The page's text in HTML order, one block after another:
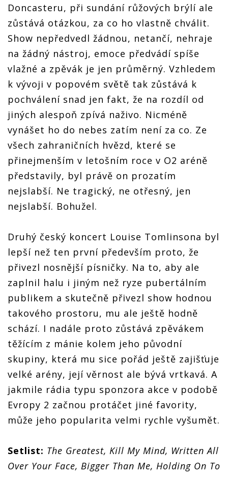
Doncasteru, při sundání růžových brýlí ale
zůstává otázkou, za co ho vlastně chválit.
Show nepředvedl žádnou, netančí, nehraje
na žádný nástroj, emoce předvádí spíše
vlažné a zpěvák je jen průměrný. Vzhledem
k vývoji v popovém světě tak zůstává k
pochválení snad jen fakt, že na rozdíl od
jiných alespoň zpívá naživo. Nicméně
vynášet ho do nebes zatím není za co. Ze
všech zahraničních hvězd, které se
přinejmenším v letošním roce v O2 aréně
představily, byl právě on prozatím
nejslabší. Ne tragický, ne otřesný, jen
nejslabší. Bohužel.
Druhý český koncert Louise Tomlinsona byl
lepší než ten první především proto, že
přivezl nosnější písničky. Na to, aby ale
zaplnil halu i jiným než ryze pubertálním
publikem a skutečně přivezl show hodnou
takového prostoru, mu ale ještě hodně
schází. I nadále proto zůstává zpěvákem
těžícím z mánie kolem jeho původní
skupiny, která mu sice pořád ještě zajišťuje
velké arény, její věrnost ale bývá vrtkavá. A
jakmile rádia typu sponzora akce v podobě
Evropy 2 začnou protáčet jiné favority,
může jeho popularita velmi rychle vyšumět.
Setlist: The Greatest, Kill My Mind, Written All
Over Your Face, Bigger Than Me, Holding On To